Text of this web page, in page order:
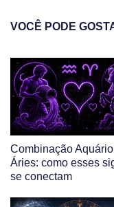
VOCÊ PODE
Combinação
Áries: como esses
se conectam